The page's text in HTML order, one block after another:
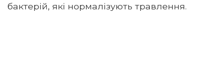
бактерій, які нормалізують травлення.